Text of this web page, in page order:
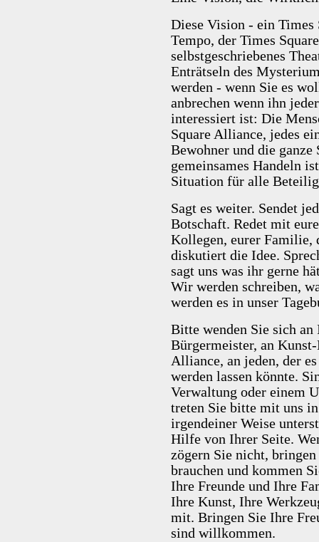
Diese Vision - ein Times
Tempo, der Times
selbstgeschriebenes
Enträtseln des
werden - wenn Sie es
anbrechen wenn ihn
interessiert ist: Die
Square Alliance, jedes
Bewohner und die
gemeinsames Handeln
Situation für alle
Sagt es weiter. Sendet
Botschaft. Redet mit
Kollegen, eurer Familie,
diskutiert die Idee.
sagt uns was ihr gerne
Wir werden schreiben,
werden es in unser
Bitte wenden Sie sich
Bürgermeister, an
Alliance, an jeden, der
werden lassen könnte.
Verwaltung oder einem
treten Sie bitte mit uns
irgendeiner Weise
Hilfe von Ihrer Seite.
zögern Sie nicht,
brauchen und kommen
Ihre Freunde und Ihre
Ihre Kunst, Ihre
mit. Bringen Sie Ihre
sind willkommen.